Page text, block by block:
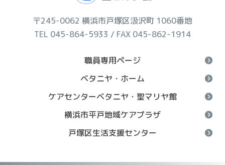
〒245-0062 横浜市戸塚区汲沢町 1060番地
TEL 045-864-5933 / FAX 045-862-1914
職員専用ページ
ベタニヤ・ホーム
ケアセンターベタニヤ・聖マリヤ館
横浜市平戸地域ケアプラザ
戸塚区生活支援センター